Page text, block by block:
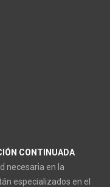
CONTINUADA
necesaria en la
especializados en el